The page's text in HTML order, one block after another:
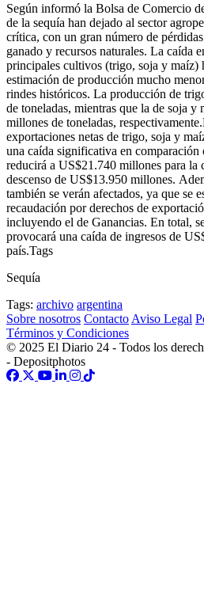
Según informó la Bolsa de Comercio
de la sequía han dejado al sector
crítica, con un gran número de
ganado y recursos naturales. La caída
principales cultivos (trigo, soja y maíz)
estimación de producción mucho
rindes históricos. La producción de
de toneladas, mientras que la de soja
millones de toneladas,
exportaciones netas de trigo, soja y
una caída significativa en comparación
reducirá a US$21.740 millones para la
descenso de US$13.950 millones.
también se verán afectados, ya que se
recaudación por derechos de
incluyendo el de Ganancias. En total,
provocará una caída de ingresos de
país.Tags
Sequía
Tags: archivo argentina
Sobre nosotros Contacto Aviso Legal
Términos y Condiciones
© 2025 El Diario 24 - Todos los
- Depositphotos